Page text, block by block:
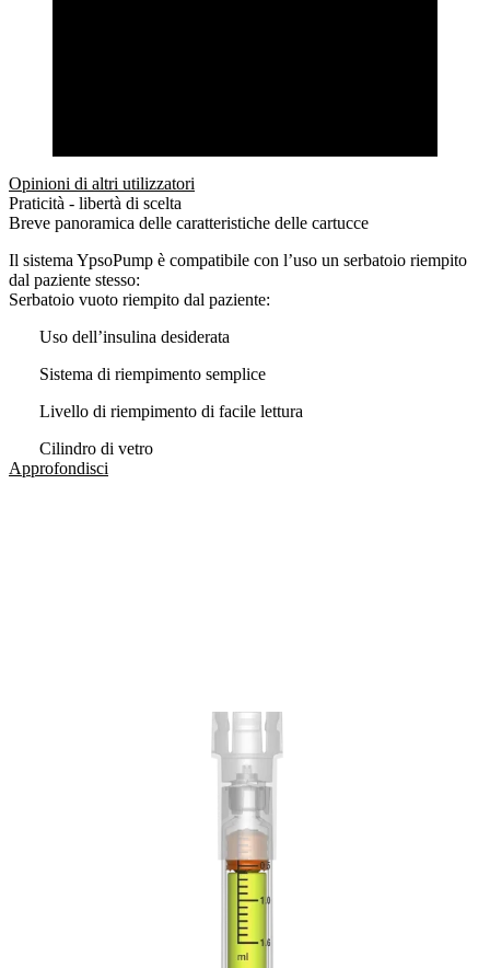
Opinioni di altri utilizzatori
Praticità - libertà di scelta
Breve panoramica delle caratteristiche delle cartucce
Il sistema YpsoPump è compatibile con l’uso un serbatoio riempito
dal paziente stesso:
Serbatoio vuoto riempito dal paziente:
Uso dell’insulina desiderata
Sistema di riempimento semplice
Livello di riempimento di facile lettura
Cilindro di vetro
Approfondisci